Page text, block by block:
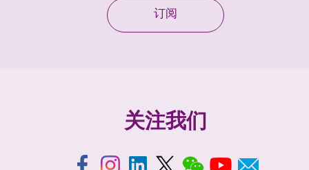
订阅
关注我们